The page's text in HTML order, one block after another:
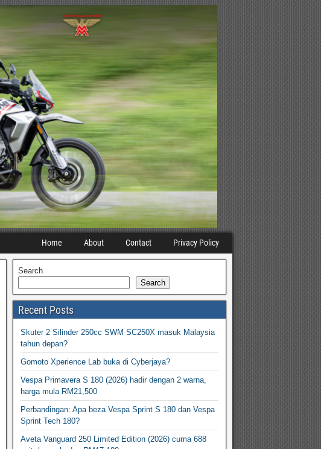
Home About Contact Privacy Policy
Search
Search
Recent Posts
Skuter 2 Silinder 250cc SWM SC250X masuk Malaysia
tahun depan?
Gomoto Xperience Lab buka di Cyberjaya?
Vespa Primavera S 180 (2026) hadir dengan 2 warna,
harga mula RM21,500
Perbandingan: Apa beza Vespa Sprint S 180 dan Vespa
Sprint Tech 180?
Aveta Vanguard 250 Limited Edition (2026) cuma 688